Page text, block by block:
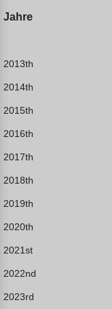
Jahre
2013th
2014th
2015th
2016th
2017th
2018th
2019th
2020th
2021st
2022nd
2023rd